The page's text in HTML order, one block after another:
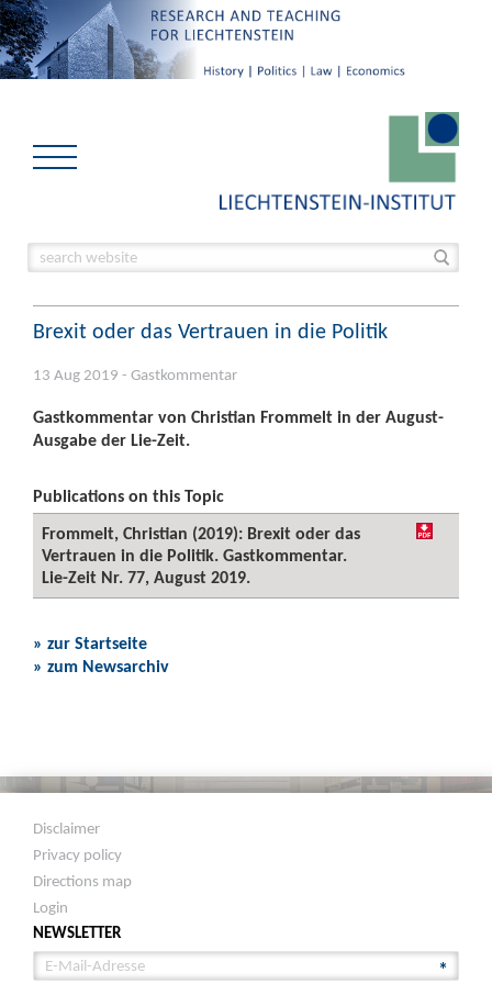
Brexit oder das Vertrauen in die Politik
13 Aug 2019 - Gastkommentar
Gastkommentar von Christian Frommelt in der August-
Ausgabe der Lie-Zeit.
Publications on this Topic
Frommelt, Christian (2019): Brexit oder das
Vertrauen in die Politik. Gastkommentar.
Lie-Zeit Nr. 77, August 2019.
» zur Startseite
» zum Newsarchiv
Disclaimer
Privacy policy
Directions map
Login
NEWSLETTER